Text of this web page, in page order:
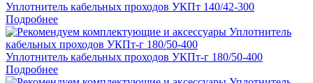
Уплотнитель кабельных проходов УКПт 140/42-300
Подробнее
Уплотнитель кабельных проходов УКПт-г 180/50-400
Подробнее